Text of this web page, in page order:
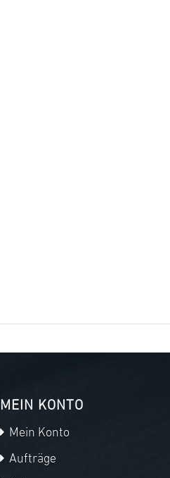
MEIN KONTO
Mein Konto
Aufträge